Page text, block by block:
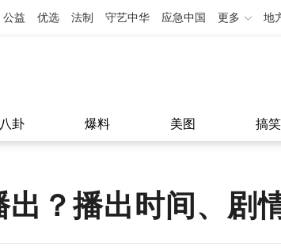
公益 优选 法制 守艺中华 应急中国 更多 地
八卦 爆料 美图 搞笑
？播出时间、剧